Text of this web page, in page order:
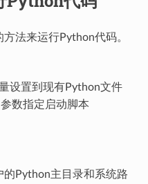
法来运行Python代码。
设置到现有Python文件
参数指定启动脚本
的Python主目录和系统路